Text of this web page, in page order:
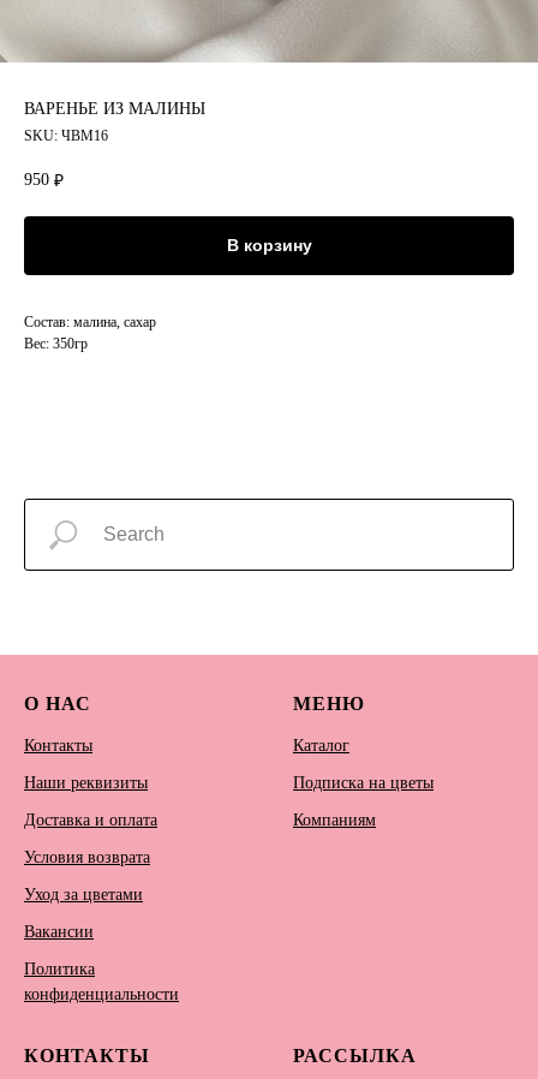
ВАРЕНЬЕ ИЗ МАЛИНЫ
SKU: ЧВМ16
950 ₽
В корзину
Состав: малина, сахар
Вес: 350гр
О НАС
Контакты
Наши реквизиты
Доставка и оплата
Условия возврата
Уход за цветами
Вакансии
Политика
конфиденциальности
МЕНЮ
Каталог
Подписка на цветы
Компаниям
КОНТАКТЫ РАССЫЛКА